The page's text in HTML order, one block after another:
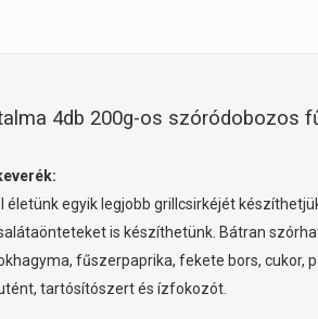
4db 200g-os szóródobozos
életünk egyik legjobb grillcsirkéjét
is készíthetünk. Bátran
fűszerpaprika, fekete bors, cukor,
tartósítószert és ízfokozót.